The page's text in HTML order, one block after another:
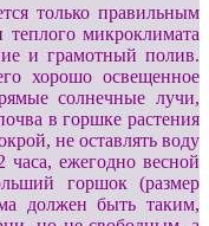
только правильным
микроклимата
и грамотный полив.
хорошо освещенное
солнечные лучи,
в горшке растения
не оставлять воду
ежегодно весной
горшок (размер
должен быть таким,